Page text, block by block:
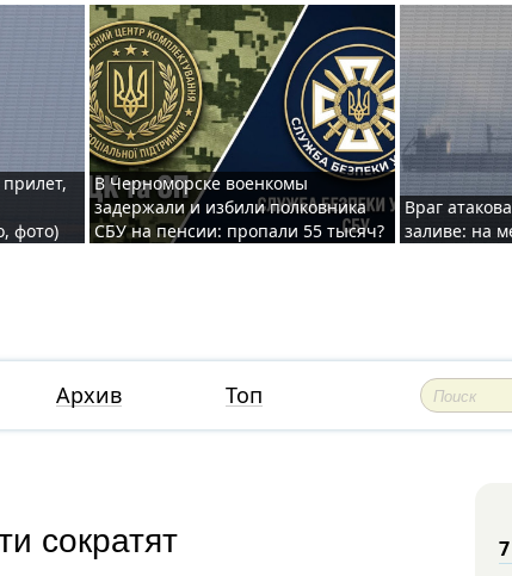
фото)
В Черноморске военкомы
задержали и избили полковника
СБУ на пенсии: пропали 55 тысяч?
Враг
заливе: на
Архив Топ
сократят